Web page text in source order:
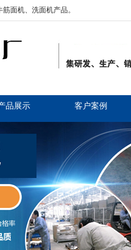
面机、洗面机产品。
品展示 客户案例